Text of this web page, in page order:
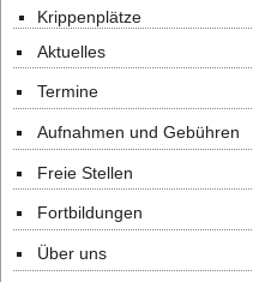
Krippenplätze
Aktuelles
Termine
Aufnahmen und Gebühren
Freie Stellen
Fortbildungen
Über uns